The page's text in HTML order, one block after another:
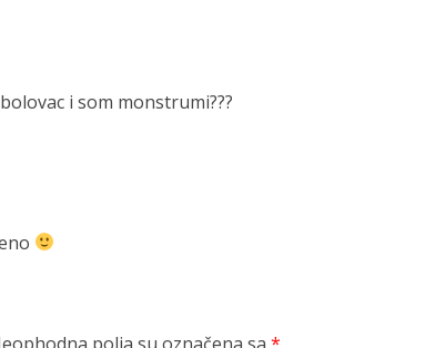
i som monstrumi???